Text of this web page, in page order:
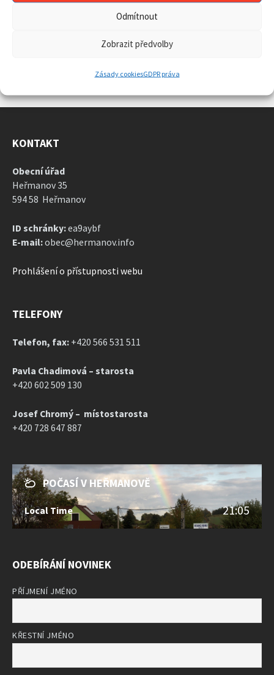
Odmítnout
Zobrazit předvolby
Zásady cookiesGDPR práva
to
ARCHIV AKTUALIT
KONTAKT
Obecní úřad
Heřmanov 35
594 58 Heřmanov
ID schránky:ea9aybf
E-mail:obec@hermanov.info
Prohlášení o přístupnosti webu
TELEFONY
Telefon, fax: +420 566 531 511
Pavla Chadimová – starosta
+420 602 509 130
Josef Chromý – místostarosta
+420 728 647 887
POČASÍ V HEŘMANOVĚ
Local Time 21:05
ODEBÍRÁNÍ NOVINEK
PŘÍJMENÍ JMÉNO
KŘESTNÍ JMÉNO